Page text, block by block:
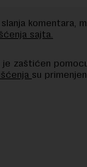
slanja komentara,
sajta.
je zaštićen
su